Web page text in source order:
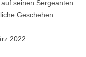
seinen Sergeanten
Geschehen.
2022